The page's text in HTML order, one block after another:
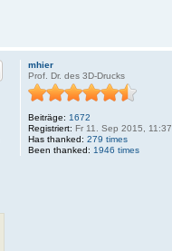
mhier
Prof. Dr. des 3D-Drucks
Beiträge: 1672
Registriert: Fr 11. Sep 2015, 11:37
Has thanked: 279 times
Been thanked: 1946 times